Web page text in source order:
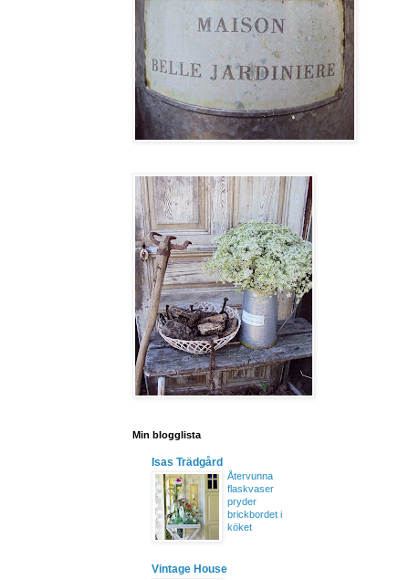
Min blogglista
Isas Trädgård
Återvunna
flaskvaser
pryder
brickbordet i
köket
Vintage House